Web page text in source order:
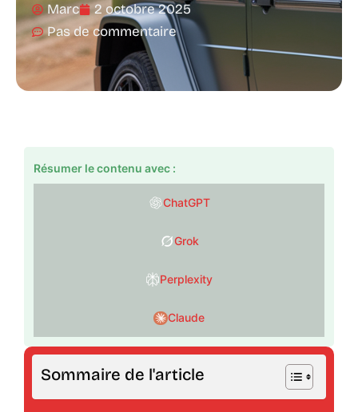
Marc
2 octobre 2025
Pas de commentaire
Résumer le contenu avec :
ChatGPT
Grok
Perplexity
Claude
Sommaire de l'article